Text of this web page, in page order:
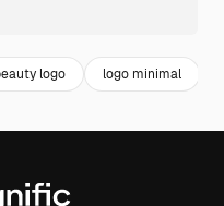
logo logo minimal